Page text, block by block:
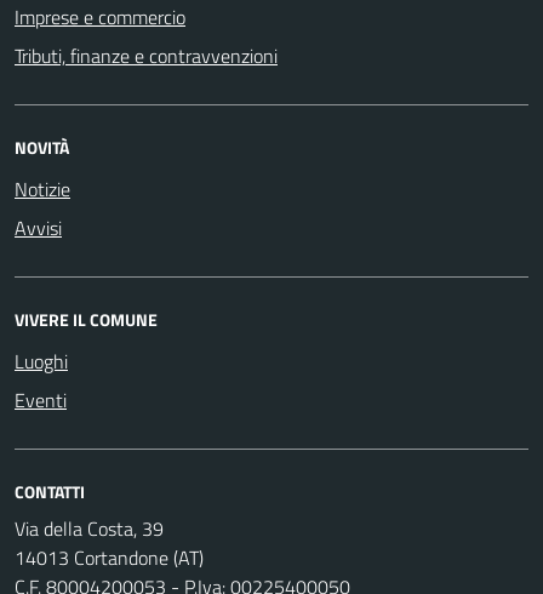
Imprese e commercio
Tributi, finanze e contravvenzioni
NOVITÀ
Notizie
Avvisi
VIVERE IL COMUNE
Luoghi
Eventi
CONTATTI
Via della Costa, 39
14013 Cortandone (AT)
C.F. 80004200053 - P.Iva: 00225400050